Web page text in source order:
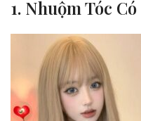
1. Nhuộm Tóc